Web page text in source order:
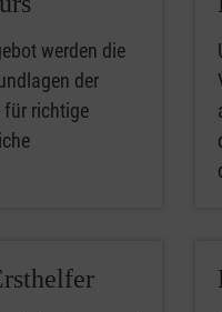
werden die
der
für richtige